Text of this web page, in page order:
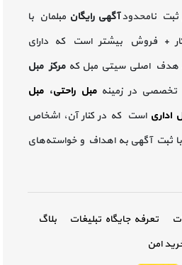
ثبت نامحدودآگهی رایگان مبلمان با
+ فروش بیشتر است که دارای
هدف اصلی سیتی مبل کهمرکز مبل
تخصصی در زمینه مبل راحتی،مبل
اداری است که در کنار آن، اشخاص
ثبت آگهی به اهداف و خواسته‌های
تعرفه جایگاه تبلیغات
بلاگ
امن